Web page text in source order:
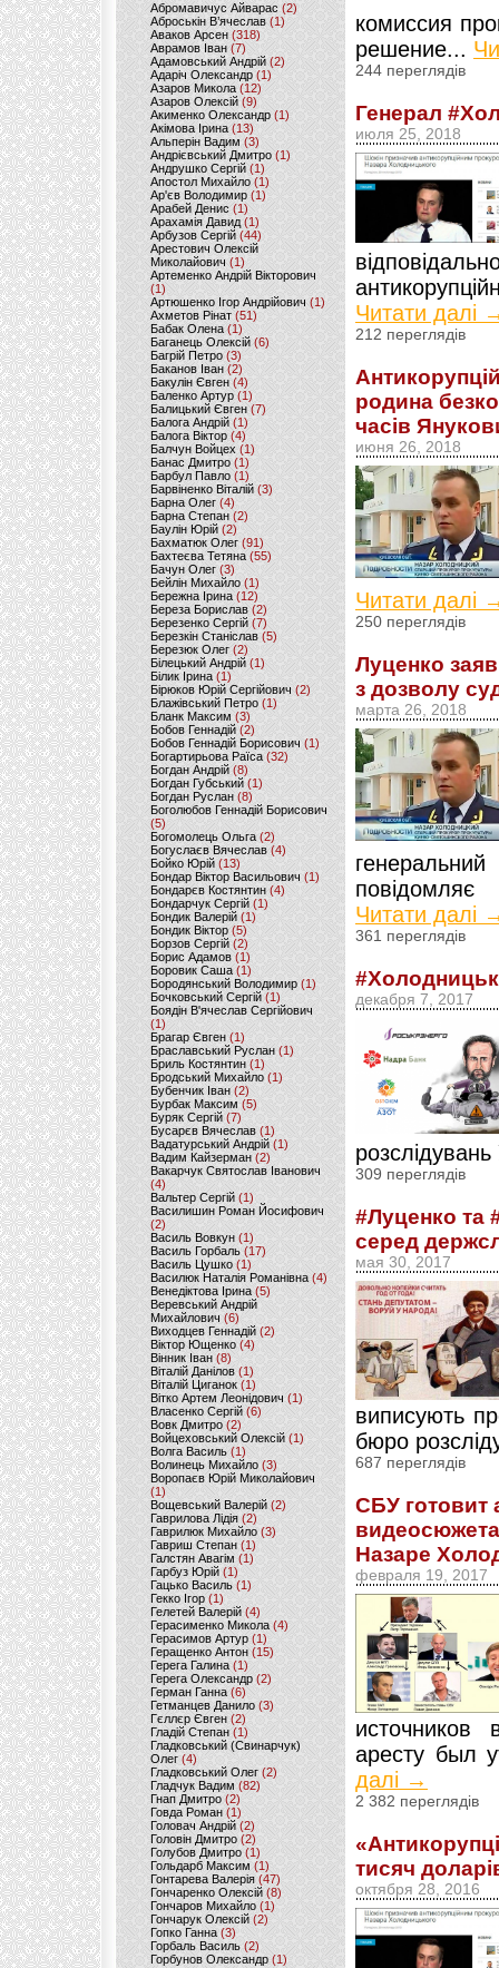
Абромавичус Айварас (2)
Аброськін В’ячеслав(1)
Аваков Арсен (318)
Аврамов Іван (7)
Адамовський Андрій(2)
Адаріч Олександр (1)
Азаров Микола (12)
Азаров Олексій (9)
Акименко Олександр(1)
Акімова Ірина(13)
Альперін Вадим (3)
Андрієвський Дмитро(1)
Андрушко Сергій(1)
Апостол Михайло(1)
Ар'єв Володимир (1)
Арабей Денис(1)
Арахамія Давид (1)
Арбузов Сергій (44)
Арестович Олексій
Миколайович(1)
Артеменко Андрій Вікторович
(1)
Артюшенко Ігор Андрійович(1)
Ахметов Рінат(51)
Бабак Олена(1)
Баганець Олексій(6)
Багрій Петро (3)
Баканов Іван(2)
Бакулін Євген (4)
Баленко Артур(1)
Балицький Євген(7)
Балога Андрій (1)
Балога Віктор (4)
Балчун Войцех (1)
Банас Дмитро (1)
Барбул Павло(1)
Барвіненко Віталій(3)
Барна Олег (4)
Барна Степан (2)
Баулін Юрій (2)
Бахматюк Олег (91)
Бахтеєва Тетяна(55)
Бачун Олег (3)
Бейлін Михайло (1)
Бережна Ірина(12)
Береза Борислав(2)
Березенко Сергій (7)
Березкін Станіслав (5)
Березюк Олег(2)
Білецький Андрій (1)
Білик Ірина (1)
Бірюков Юрій Сергійович (2)
Блажівський Петро (1)
Бланк Максим(3)
Бобов Геннадій (2)
Бобов Геннадій Борисович (1)
Богартирьова Раїса (32)
Богдан Андрій(8)
Богдан Губський (1)
Богдан Руслан(8)
Боголюбов Геннадій Борисович
(5)
Богомолець Ольга (2)
Богуслаєв Вячеслав (4)
Бойко Юрій (13)
Бондар Віктор Васильович (1)
Бондарєв Костянтин (4)
Бондарчук Сергій(1)
Бондик Валерій (1)
Бондик Віктор(5)
Борзов Сергiй (2)
Борис Адамов(1)
Боровик Саша (1)
Бородянський Володимир (1)
Бочковський Сергій (1)
Боядін В'ячеслав Сергійович
(1)
Брагар Євген (1)
Браславський Руслан (1)
Бриль Костянтин (1)
Бродський Михайло (1)
Бубенчик Іван(2)
Бурбак Максим (5)
Буряк Сергій (7)
Бусарєв Вячеслав (1)
Вадатурський Андрій (1)
Вадим Кайзерман (2)
Вакарчук Святослав Іванович
(4)
Вальтер Сергій (1)
Василишин Роман Йосифович
(2)
Василь Вовкун (1)
Василь Горбаль (17)
Василь Цушко (1)
Василюк Наталія Романівна (4)
Венедіктова Ірина(5)
Веревський Андрій
Михайлович (6)
Виходцев Геннадій (2)
Віктор Ющенко (4)
Вінник Іван (8)
Віталій Данілов (1)
Віталій Циганок (1)
Вітко Артем Леонідович(1)
Власенко Сергій (6)
Вовк Дмитро(2)
Войцеховський Олексій(1)
Волга Василь (1)
Волинець Михайло (3)
Воропаєв Юрій Миколайович
(1)
Вощевський Валерій(2)
Гаврилова Лідія (2)
Гаврилюк Михайло (3)
Гавриш Степан (1)
Галстян Авагім (1)
Гарбуз Юрій (1)
Гацько Василь (1)
Гекко Ігор(1)
Гелетей Валерій (4)
Герасименко Микола (4)
Герасимов Артур (1)
Геращенко Антон(15)
Герега Галина (1)
Герега Олександр (2)
Герман Ганна (6)
Гетманцев Данило (3)
Гєллєр Євген (2)
Гладій Степан(1)
Гладковський (Свинарчук)
Олег (4)
Гладковський Олег (2)
Гладчук Вадим (82)
Гнап Дмитро (2)
Говда Роман(1)
Головач Андрій (2)
Головін Дмитро (2)
Голубов Дмитро (1)
Гольдарб Максим(1)
Гонтарева Валерія (47)
Гончаренко Олексій(8)
Гончаров Михайло (1)
Гончарук Олексій (2)
Гопко Ганна (3)
Горбаль Василь (2)
Горбунов Олександр (1)
комиссия
решение...
244 переглядів
Генерал
июля 25, 2018
Читати далі
212 переглядів
родина
часів
июня 26, 2018
Читати далі
250 переглядів
Луценко
з дозволу
марта 26, 2018
Читати далі
361 переглядів
декабря 7, 2017
309 переглядів
#Луценко та
серед
мая 30, 2017
виписують
бюро
687 переглядів
СБУ готовит
Назаре
февраля 19, 2017
источников
аресту был
далі →
2 382 переглядів
тисяч
октября 28, 2016